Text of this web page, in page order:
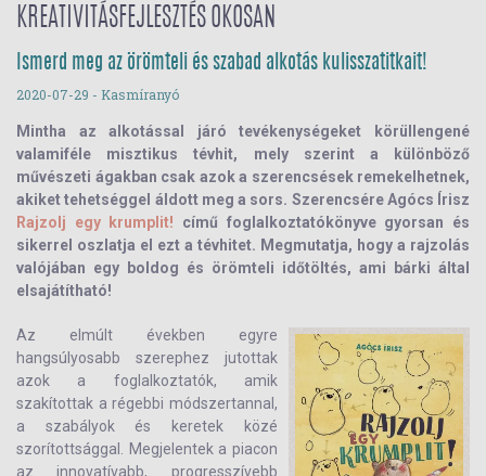
KREATIVITÁSFEJLESZTÉS OKOSAN
Ismerd meg az örömteli és szabad alkotás kulisszatitkait!
2020-07-29 - Kasmíranyó
Mintha az alkotással járó tevékenységeket körüllengené
valamiféle misztikus tévhit, mely szerint a különböző
művészeti ágakban csak azok a szerencsések remekelhetnek,
akiket tehetséggel áldott meg a sors. Szerencsére Agócs Írisz
Rajzolj egy krumplit! című foglalkoztatókönyve gyorsan és
sikerrel oszlatja el ezt a tévhitet. Megmutatja, hogy a rajzolás
valójában egy boldog és örömteli időtöltés, ami bárki által
elsajátítható!
Az elmúlt években egyre
hangsúlyosabb szerephez jutottak
azok a foglalkoztatók, amik
szakítottak a régebbi módszertannal,
a szabályok és keretek közé
szorítottsággal. Megjelentek a piacon
az innovatívabb, progresszívebb